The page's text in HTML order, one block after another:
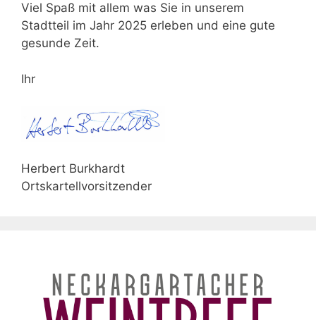
Viel Spaß mit allem was Sie in unserem
Stadtteil im Jahr 2025 erleben und eine gute
gesunde Zeit.
Ihr
Herbert Burkhardt
Ortskartellvorsitzender